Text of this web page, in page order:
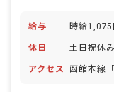
給与 時給
休日 土日祝休み
アクセス 函館本線